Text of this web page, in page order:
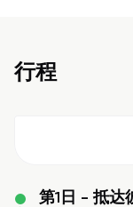
行程
第1日 -抵达